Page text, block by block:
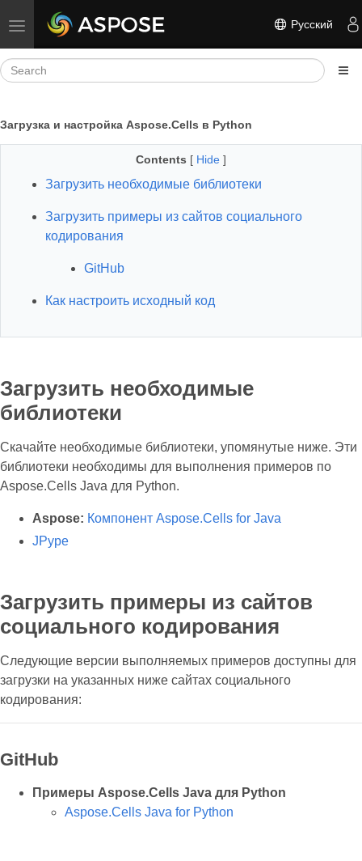
Toggle navigation Русский
Загрузка и настройка Aspose.Cells в Python
Contents [ Hide ]
Загрузить необходимые библиотеки
Загрузить примеры из сайтов социального
кодирования
GitHub
Как настроить исходный код
Загрузить необходимые
библиотеки
Скачайте необходимые библиотеки, упомянутые ниже. Эти
библиотеки необходимы для выполнения примеров по
Aspose.Cells Java для Python.
Aspose: Компонент Aspose.Cells for Java
JPype
Загрузить примеры из сайтов
социального кодирования
Следующие версии выполняемых примеров доступны для
загрузки на указанных ниже сайтах социального
кодирования:
GitHub
Примеры Aspose.Cells Java для Python
Aspose.Cells Java for Python